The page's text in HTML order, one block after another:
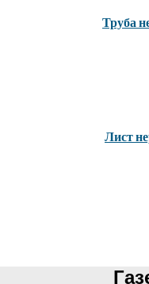
Труба
Лист